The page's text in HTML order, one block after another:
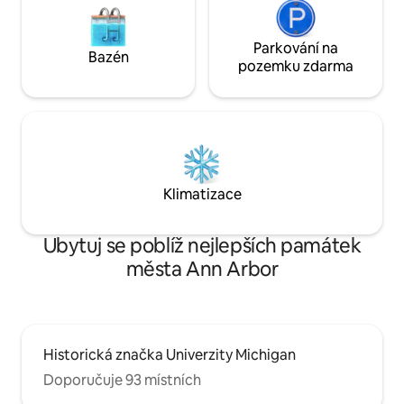
Bazén
Parkování na
pozemku zdarma
Klimatizace
Ubytuj se poblíž nejlepších památek
města Ann Arbor
Historická značka Univerzity Michigan
Doporučuje 93 místních